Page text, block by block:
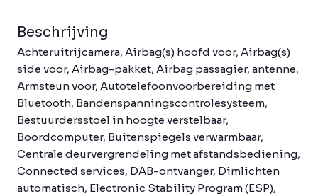
Beschrijving
Achteruitrijcamera, Airbag(s) hoofd voor, Airbag(s)
side voor, Airbag-pakket, Airbag passagier, antenne,
Armsteun voor, Autotelefoonvoorbereiding met
Bluetooth, Bandenspanningscontrolesysteem,
Bestuurdersstoel in hoogte verstelbaar,
Boordcomputer, Buitenspiegels verwarmbaar,
Centrale deurvergrendeling met afstandsbediening,
Connected services, DAB-ontvanger, Dimlichten
automatisch, Electronic Stability Program (ESP),